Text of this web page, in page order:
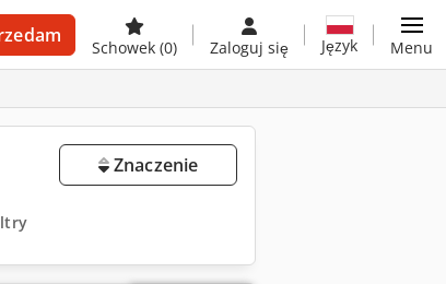
Schowek (0) Zaloguj się Język Menu
Znaczenie